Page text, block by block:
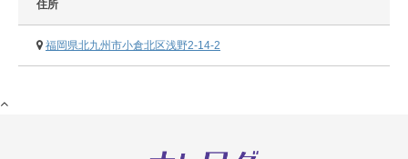
住所
福岡県北九州市小倉北区浅野2-14-2